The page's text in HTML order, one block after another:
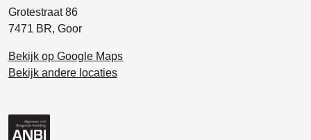
Grotestraat 86
7471 BR, Goor
Bekijk op Google Maps
Bekijk andere locaties